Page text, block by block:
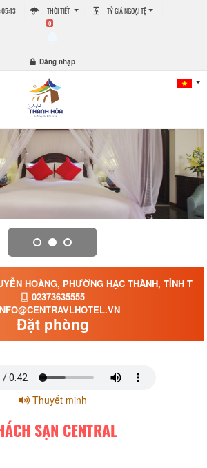
THỜI TIẾT TỶ GIÁ NGOẠI TỆ
0
Đăng nhập
HOÀNG, PHƯỜNG HẠC THÀNH, TỈNH
02373635555
Đặt phòng
Thuyết minh
SẠN CENTRAL